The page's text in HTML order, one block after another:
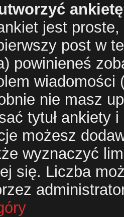
jest
post w
powinieneś
nie masz
tytuł ankiety
możesz
wyznaczyć
się. Liczba